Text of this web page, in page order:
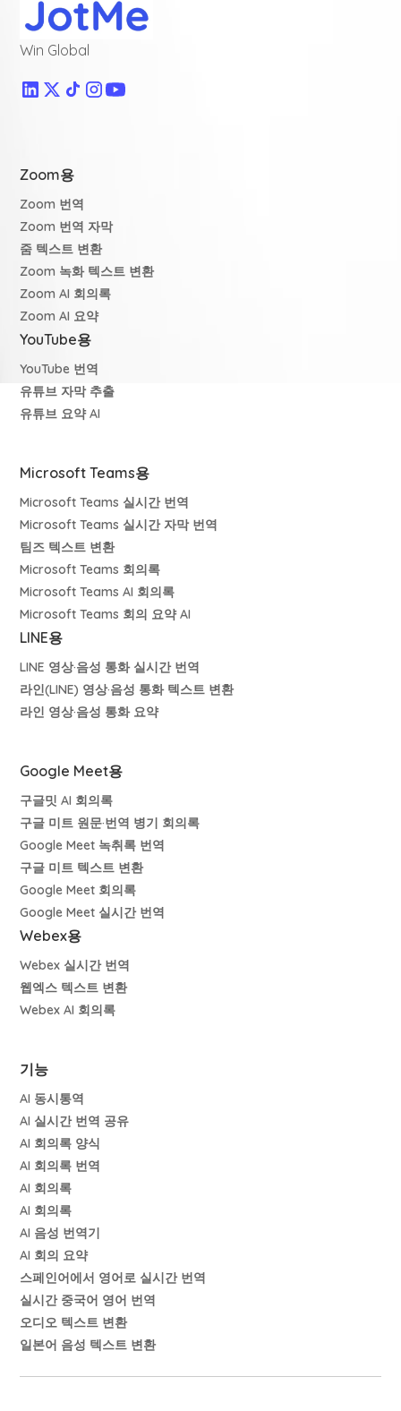
Win Global
Zoom용
Zoom 번역
Zoom 번역 자막
줌 텍스트 변환
Zoom 녹화 텍스트 변환
Zoom AI 회의록
Zoom AI 요약
YouTube용
YouTube 번역
유튜브 자막 추출
유튜브 요약 AI
Microsoft Teams용
Microsoft Teams 실시간 번역
Microsoft Teams 실시간 자막 번역
팀즈 텍스트 변환
Microsoft Teams 회의록
Microsoft Teams AI 회의록
Microsoft Teams 회의 요약 AI
LINE용
LINE 영상·음성 통화 실시간 번역
라인(LINE) 영상·음성 통화 텍스트 변환
라인 영상·음성 통화 요약
Google Meet용
구글밋 AI 회의록
구글 미트 원문·번역 병기 회의록
Google Meet 녹취록 번역
구글 미트 텍스트 변환
Google Meet 회의록
Google Meet 실시간 번역
Webex용
Webex 실시간 번역
웹엑스 텍스트 변환
Webex AI 회의록
기능
AI 동시통역
AI 실시간 번역 공유
AI 회의록 양식
AI 회의록 번역
AI 회의록
AI 회의록
AI 음성 번역기
AI 회의 요약
스페인어에서 영어로 실시간 번역
실시간 중국어 영어 번역
오디오 텍스트 변환
일본어 음성 텍스트 변환